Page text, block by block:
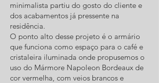
minimalista partiu do gosto do cliente e
dos acabamentos já pressente na
residência.
O ponto alto desse projeto é o armário
que funciona como espaço para o café e
cristaleira iluminada onde propusemos o
uso do Mármore Napoleon Bordeaux de
cor vermelha, com veios brancos e